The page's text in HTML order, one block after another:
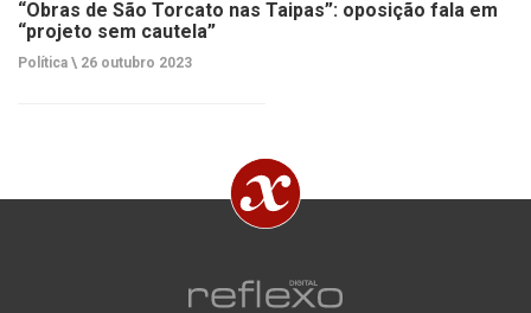
“Obras de São Torcato nas Taipas”: oposição fala em
“projeto sem cautela”
Política \ 26 outubro 2023